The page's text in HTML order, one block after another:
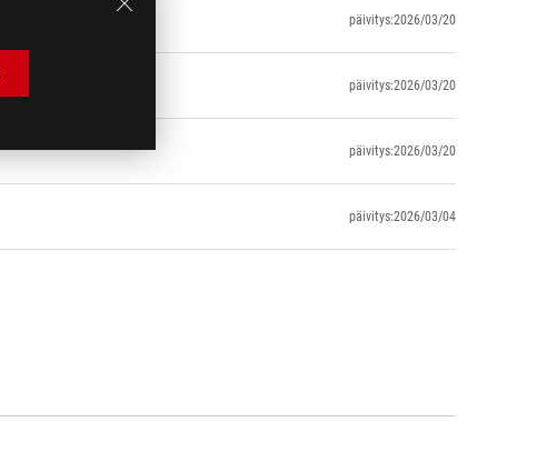
päivitys:2026/03/20
päivitys:2026/03/20
päivitys:2026/03/20
päivitys:2026/03/04